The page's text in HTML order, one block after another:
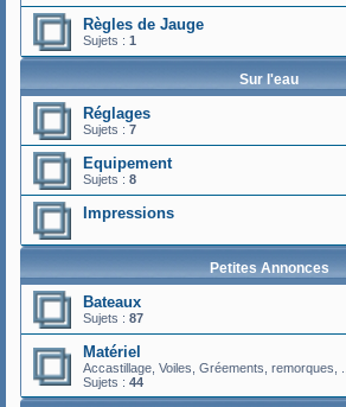
Règles de Jauge
Sujets : 1
Sur l'eau
Réglages
Sujets : 7
Equipement
Sujets : 8
Impressions
Petites Annonces
Bateaux
Sujets : 87
Matériel
Accastillage, Voiles, Gréements, remorques, ...
Sujets : 44